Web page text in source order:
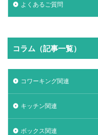
よくあるご質問
コラム（記事一覧）
コワーキング関連
キッチン関連
ボックス関連